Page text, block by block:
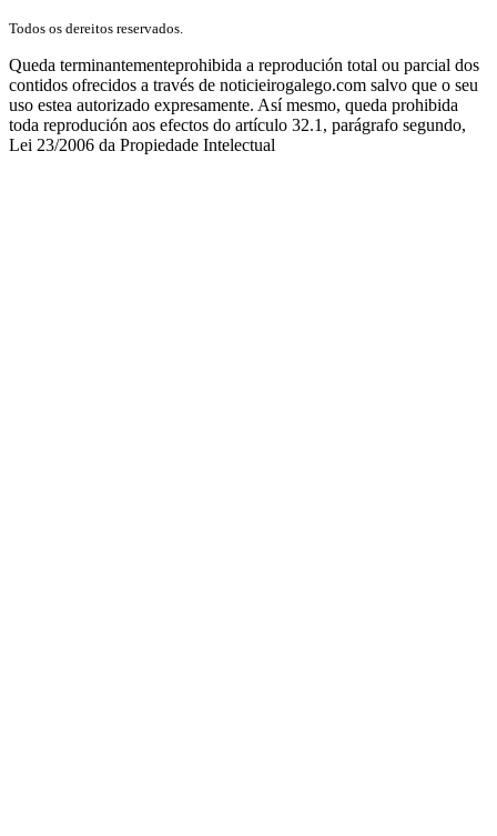
Todos os dereitos reservados.
Queda terminantementeprohibida a reprodución total ou parcial dos
contidos ofrecidos a través de noticieirogalego.com salvo que o seu
uso estea autorizado expresamente. Así mesmo, queda prohibida
toda reprodución aos efectos do artículo 32.1, parágrafo segundo,
Lei 23/2006 da Propiedade Intelectual